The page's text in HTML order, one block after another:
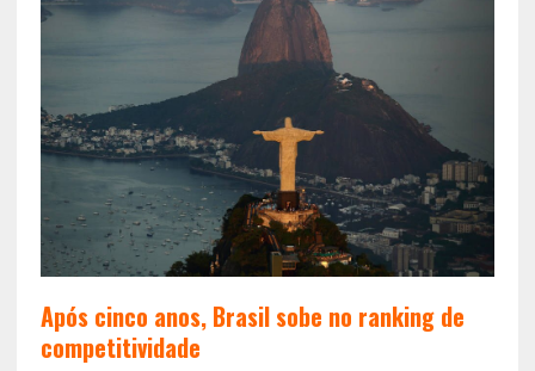
Após cinco anos, Brasil sobe no ranking de
competitividade